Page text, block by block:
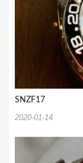
SNZF17
2020-01-14